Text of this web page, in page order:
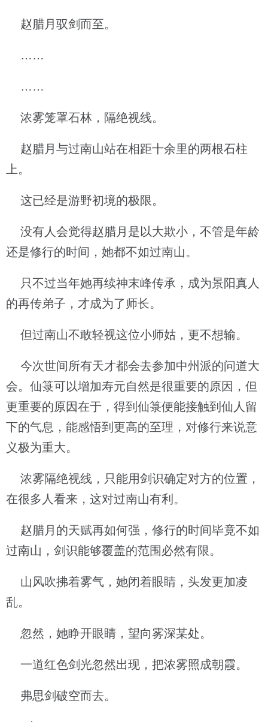
赵腊月驭剑而至。
……
……
浓雾笼罩石林，隔绝视线。
赵腊月与过南山站在相距十余里的两根石柱
上。
这已经是游野初境的极限。
没有人会觉得赵腊月是以大欺小，不管是年龄
还是修行的时间，她都不如过南山。
只不过当年她再续神末峰传承，成为景阳真人
的再传弟子，才成为了师长。
但过南山不敢轻视这位小师姑，更不想输。
今次世间所有天才都会去参加中州派的问道大
会。仙箓可以增加寿元自然是很重要的原因，但
更重要的原因在于，得到仙箓便能接触到仙人留
下的气息，能感悟到更高的至理，对修行来说意
义极为重大。
浓雾隔绝视线，只能用剑识确定对方的位置，
在很多人看来，这对过南山有利。
赵腊月的天赋再如何强，修行的时间毕竟不如
过南山，剑识能够覆盖的范围必然有限。
山风吹拂着雾气，她闭着眼睛，头发更加凌
乱。
忽然，她睁开眼睛，望向雾深某处。
一道红色剑光忽然出现，把浓雾照成朝霞。
弗思剑破空而去。